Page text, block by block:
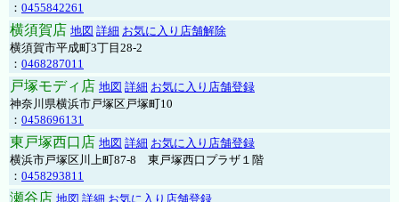
： 0455842261
横須賀店 地図 詳細 お気に入り店舗解除
横須賀市平成町3丁目28-2
： 0468287011
戸塚モディ店 地図 詳細 お気に入り店舗登録
神奈川県横浜市戸塚区戸塚町10
： 0458696131
東戸塚西口店 地図 詳細 お気に入り店舗登録
横浜市戸塚区川上町87-8 東戸塚西口プラザ１階
： 0458293811
瀬谷店 地図 詳細 お気に入り店舗登録